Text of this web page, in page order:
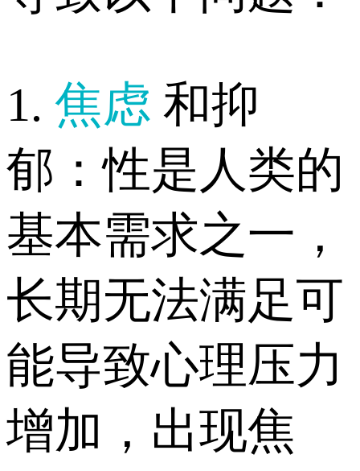
1. 焦虑 和抑
郁：性是人类的
基本需求之一，
长期无法满足可
能导致心理压力
增加，出现焦